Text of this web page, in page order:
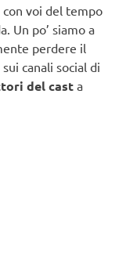
voi del tempo
Un po’ siamo a
perdere il
canali social di
del casta